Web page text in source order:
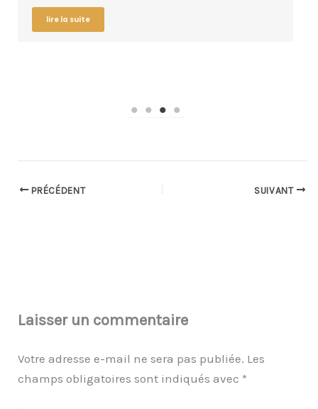
lire la suite
PRÉCÉDENT SUIVANT
Laisser un commentaire
Votre adresse e-mail ne sera pas publiée. Les
champs obligatoires sont indiqués avec *